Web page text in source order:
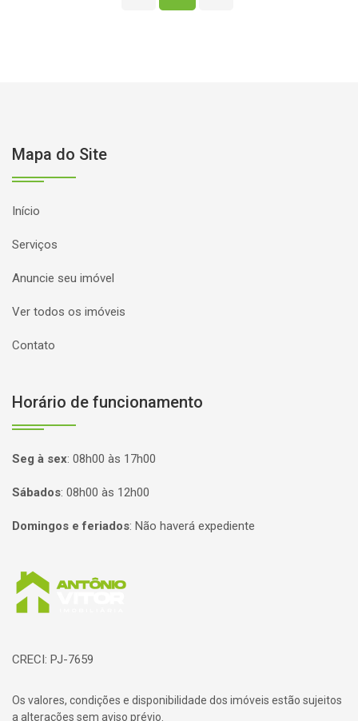
Mapa do Site
Início
Serviços
Anuncie seu imóvel
Ver todos os imóveis
Contato
Horário de funcionamento
Seg à sex: 08h00 às 17h00
Sábados: 08h00 às 12h00
Domingos e feriados: Não haverá expediente
Página inicial
CRECI: PJ-7659
Os valores, condições e disponibilidade dos imóveis estão sujeitos
a alterações sem aviso prévio.